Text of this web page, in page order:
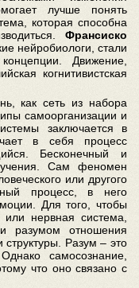
лучше понять
которая способна
Франсиско
нейробиологи, стали
Движение,
когнитивистская
как сеть из набора
самоорганизации и
заключается в
в себя процесс
Бесконечный и
Сам феномен
или другого
процесс, в него
Для того, чтобы
или нервная система,
разумом отношения
Разум – это
самосознание,
что оно связано с